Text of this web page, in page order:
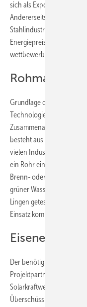
sich als Exporteur von
Andererseits ist es ein
Stahlindustrie. Denn diese
Energiepreise –
wettbewerbsfähig zu
Grundlage der
Technologie, die vom
Zusammenarbeit mit TS
besteht aus einem
vielen Industrien
ein Rohr eingefüllt. Durch
Brenn- oder
grüner Wasserstoff. Das
Lingen getestet und soll
Einsatz kommen.
Eisenerz
Der benötigte
Projektpartner eine
Solarkraftwerk mit einer
Überschüssiger